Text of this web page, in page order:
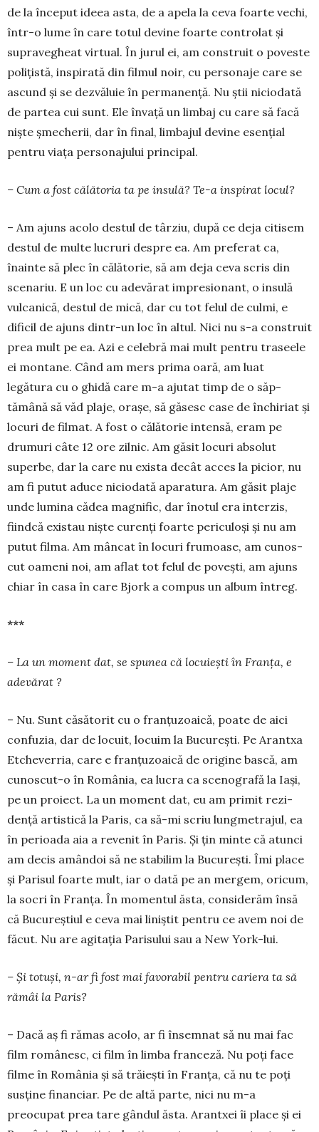
de la început ideea asta, de a apela la ceva foarte vechi,
într-o lume în care totul devine foarte controlat și
supravegheat virtual. În jurul ei, am construit o poveste
polițistă, inspirată din filmul noir, cu personaje care se
as­cund și se dezvăluie în permanență. Nu știi ni­cio­dată
de partea cui sunt. Ele în­vață un limbaj cu care să facă
niș­te șme­cherii, dar în final, lim­bajul devine esențial
pentru viața personajului principal.
– Cum a fost călătoria ta pe insulă? Te-a inspirat locul?
– Am ajuns acolo destul de târ­ziu, după ce deja citisem
des­tul de multe lucruri despre ea. Am preferat ca,
înainte să plec în călătorie, să am deja ceva scris din
scenariu. E un loc cu ade­vă­rat impresionant, o insulă
vulca­nică, destul de mică, dar cu tot felul de culmi, e
dificil de ajuns din­tr-un loc în altul. Nici nu s-a cons­truit
prea mult pe ea. Azi e celebră mai mult pentru traseele
ei montane. Când am mers prima oară, am luat
legătura cu o ghidă care m-a ajutat timp de o săp­
tămână să văd plaje, orașe, să găsesc case de închi­riat și
locuri de filmat. A fost o călătorie intensă, eram pe
drumuri câte 12 ore zilnic. Am găsit locuri absolut
superbe, dar la care nu exista decât acces la picior, nu
am fi putut aduce niciodată apa­ra­tura. Am gă­sit plaje
unde lumi­na cădea magnific, dar înotul era interzis,
fiindcă existau niște curenți foarte peri­cu­loși și nu am
putut filma. Am mâncat în locuri frumoase, am cunos­
cut oameni noi, am aflat tot felul de po­­vești, am ajuns
chiar în casa în care Bjork a compus un album întreg.
***
– La un moment dat, se spunea că lo­cuiești în Franța, e
adevărat ?
– Nu. Sunt că­să­torit cu o franțu­zoai­că, poate de aici
con­fuzia, dar de locuit, locuim la București. Pe Arantxa
Etcheve­rria, care e fran­țu­zoaică de origine bas­că, am
cunoscut-o în România, ea lucra ca sce­nografă la Iași,
pe un proiect. La un moment dat, eu am primit rezi­
dență artistică la Paris, ca să-mi scriu lungmetrajul, ea
în perioada aia a revenit în Paris. Și țin minte că atunci
am decis amândoi să ne stabilim la Bucu­rești. Îmi place
și Parisul foarte mult, iar o dată pe an mergem, oricum,
la socri în Franța. În momentul ăsta, considerăm însă
că Bucureștiul e ceva mai liniștit pentru ce avem noi de
făcut. Nu are agitația Parisului sau a New York-lui.
– Și totuși, n-ar fi fost mai favorabil pentru cariera ta să
rămâi la Paris?
– Dacă aș fi rămas acolo, ar fi însemnat să nu mai fac
film românesc, ci film în limba franceză. Nu poți face
filme în România și să trăiești în Fran­ța, că nu te poți
susține financiar. Pe de altă parte, nici nu m-a
preocupat prea tare gândul ăsta. Arantxei îi place și ei